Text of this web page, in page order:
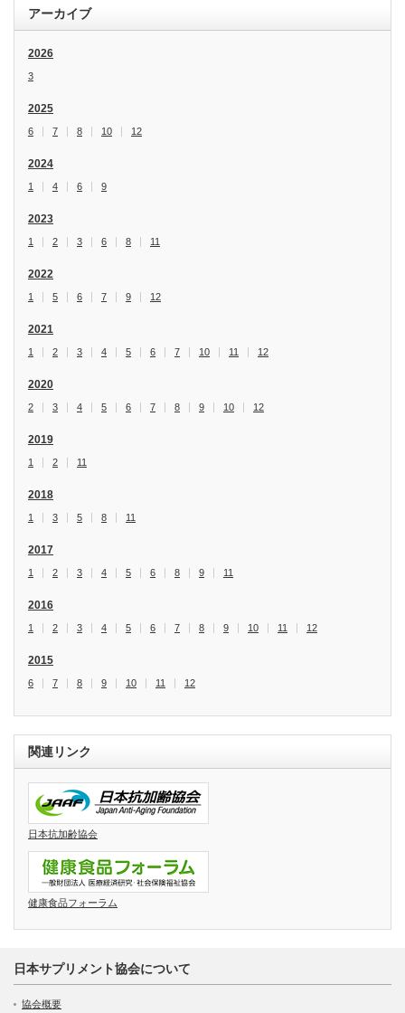
アーカイブ
2026
3
2025
6 7 8 10 12
2024
1 4 6 9
2023
1 2 3 6 8 11
2022
1 5 6 7 9 12
2021
1 2 3 4 5 6 7 10 11 12
2020
2 3 4 5 6 7 8 9 10 12
2019
1 2 11
2018
1 3 5 8 11
2017
1 2 3 4 5 6 8 9 11
2016
1 2 3 4 5 6 7 8 9 10 11 12
2015
6 7 8 9 10 11 12
関連リンク
日本抗加齢協会
健康食品フォーラム
日本サプリメント協会について
協会概要